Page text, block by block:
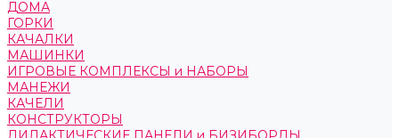
ДОМА
ГОРКИ
КАЧАЛКИ
МАШИНКИ
ИГРОВЫЕ КОМПЛЕКСЫ и НАБОРЫ
МАНЕЖИ
КАЧЕЛИ
КОНСТРУКТОРЫ